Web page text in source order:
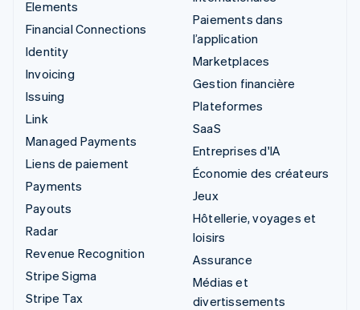
Elements
Financial Connections
Identity
Invoicing
Issuing
Link
Managed Payments
Liens de paiement
Payments
Payouts
Radar
Revenue Recognition
Stripe Sigma
Stripe Tax
Paiements dans
l’application
Marketplaces
Gestion financière
Plateformes
SaaS
Entreprises d'IA
Économie des créateurs
Jeux
Hôtellerie, voyages et
loisirs
Assurance
Médias et
divertissements